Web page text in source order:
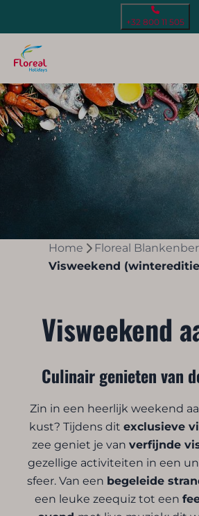
+32 800 11 505
Home
Floreal
Visweekend
Visweekend
Culinair genieten van
Zin in een heerlijk weekend
kust? Tijdens dit exclusieve
zee geniet je van verfijnde
gezellige activiteiten in een
sfeer. Van een begeleide
een leuke zeequiz tot een